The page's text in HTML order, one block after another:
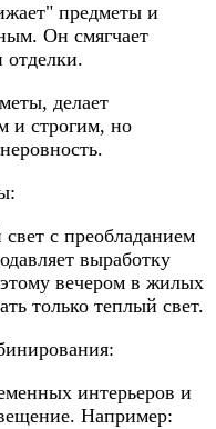
предметы и
Он смягчает
отделки.
делает
и строгим, но
с преобладанием
выработку
вечером в жилых
только теплый свет.
интерьеров и
Например: